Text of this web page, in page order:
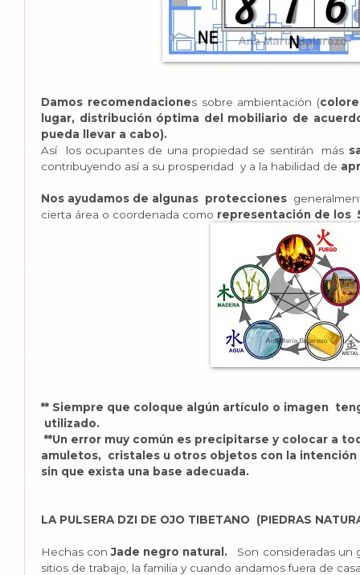
Damos recomendaciones sobre ambientación (
lugar, distribución óptima del mobiliario de
pueda llevar a cabo).
Así los ocupantes de una propiedad se sentirán más
contribuyendo así a su prosperidad y a la habilidad de
Nos ayudamos de algunas protecciones
cierta área o coordenada como representación de los
** Siempre que coloque algún artículo o imagen
utilizado.
**Un error muy común es precipitarse y colocar a
amuletos, cristales u otros objetos con la intención
sin que exista una base adecuada.
LA PULSERA DZI DE OJO TIBETANO (PIEDRAS
Hechas conJade negro natural.
Son consideradas un
sitios de trabajo, la familia y cuando andamos fuera de